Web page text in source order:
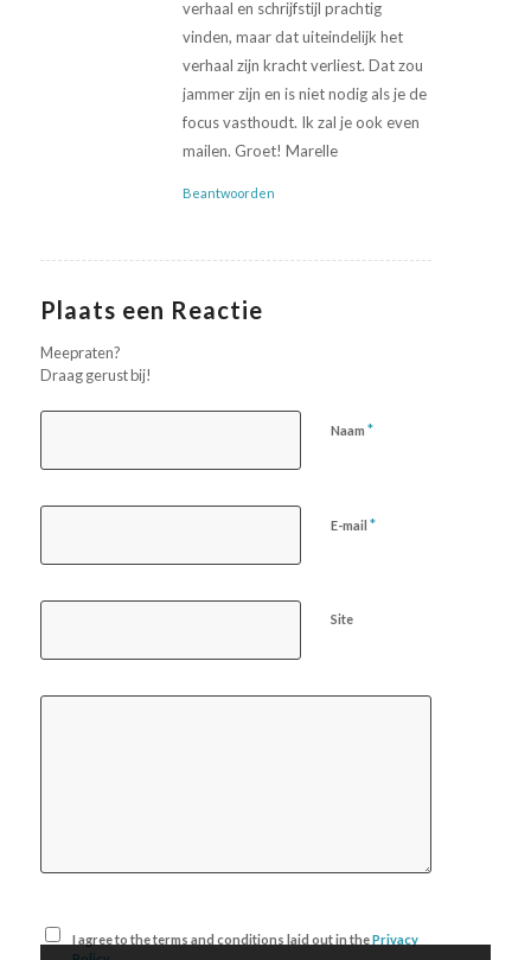
verhaal en schrijfstijl prachtig
vinden, maar dat uiteindelijk het
verhaal zijn kracht verliest. Dat zou
jammer zijn en is niet nodig als je de
focus vasthoudt. Ik zal je ook even
mailen. Groet! Marelle
Beantwoorden
Plaats een Reactie
Meepraten?
Draag gerust bij!
Naam *
E-mail *
Site
I agree to the terms and conditions laid out in thePrivacy